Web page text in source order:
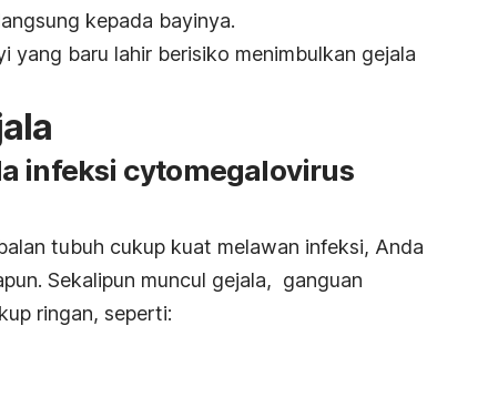
kepada bayinya.
yang baru lahir berisiko menimbulkan gejala
infeksi cytomegalovirus
tubuh cukup kuat melawan infeksi, Anda
Sekalipun muncul gejala, ganguan
ringan, seperti: